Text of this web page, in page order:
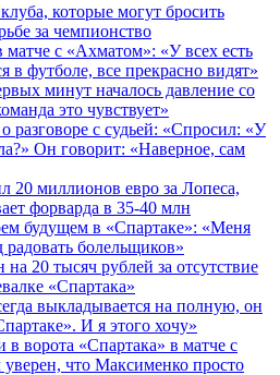
которые могут бросить
за чемпионство
матче с «Ахматом»: «У всех есть
в футболе, все прекрасно видят»
минут началось давление со
это чувствует»
с судьей: «Спросил: «У
Он говорит: «Наверное, сам
20 миллионов евро за Лопеса,
форварда в 35-40 млн
будущем в «Спартаке»: «Меня
радовать болельщиков»
20 тысяч рублей за отсутствие
«Спартака»
выкладывается на полную, он
И я этого хочу»
ворота «Спартака» в матче с
что Максименко просто